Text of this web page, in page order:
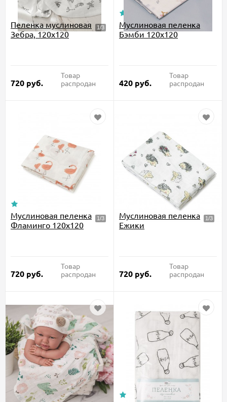
Пеленка муслиновая
Зебра, 120x120
720 руб.
Товар
распродан
Муслиновая пеленка
Бэмби 120x120
420 руб.
Товар
распродан
Муслиновая пеленка
Фламинго 120x120
720 руб.
Товар
распродан
Муслиновая пеленка
Ежики
720 руб.
Товар
распродан